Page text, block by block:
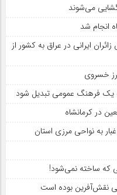
می‌شوند
انجام شد
زائران ایرانی در عراق به کشور از
خسروی
به یک فرهنگ عمومی تبدیل شود
در کرمانشاه
به نواحی مرزی استان
که ساخته نمی‌شود!
نقش‌آفرین بوده است